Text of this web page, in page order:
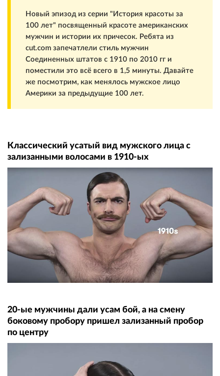
Новый эпизод из серии "История красоты за
100 лет" посвященный красоте американских
мужчин и истории их причесок. Ребята из
cut.com запечатлели стиль мужчин
Соединенных штатов с 1910 по 2010 гг и
поместили это всё всего в 1,5 минуты. Давайте
же посмотрим, как менялось мужское лицо
Америки за предыдущие 100 лет.
Классический усатый вид мужского лица с
зализанными волосами в 1910-ых
20-ые мужчины дали усам бой, а на смену
боковому пробору пришел зализанный пробор
по центру